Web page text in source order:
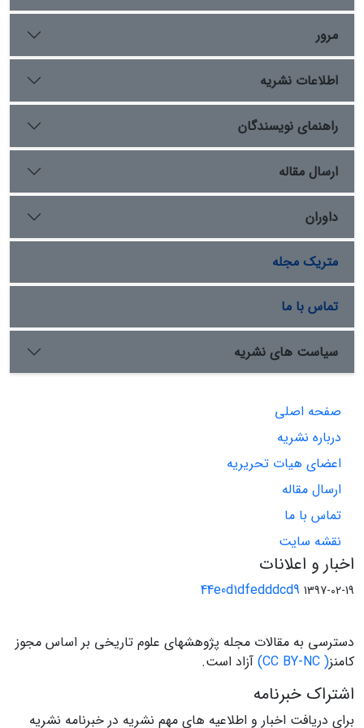
میزان برآورد محصول (از ۱۸ تا ۱۰۰ کور) متناسب با مساحت
باغ‌ها (از ۰.۵۶ تا ۳.۱۲۸ کور زمین) تعیین می‌شده و تعهدات
جانبی مانند پرداخت نقره نیز بر همین اساس محاسبه
می‌شده است. این نظام همچنین نشان‌دهنده تلفیق موفق
سنت‌های اداری بابلی با نیازهای مدیریتی شاهنشاهی
هخامنشی است.
مرور
اطلاعات نشریه
راهنمای نویسندگان
ارسال مقاله
داوران
متریک مجله
تماس با ما
سیاست های نشریه
صفحه اصلی
درباره نشریه
اعضای هیات تحریریه
ارسال مقاله
تماس با ما
نقشه سایت
اخبار و اعلانات
44e0d1dfedddcd9 1397-02-19
دسترسی به مقالات مجله پژوهشهای علوم تاریخی بر اساس مجوز
کامنز( CC BY-NC) آزاد است.
اشتراک خبرنامه
برای دریافت اخبار و اطلاعیه های مهم نشریه در خبرنامه نشریه